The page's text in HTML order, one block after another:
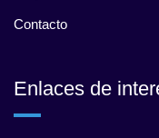
Contacto
Enlaces de